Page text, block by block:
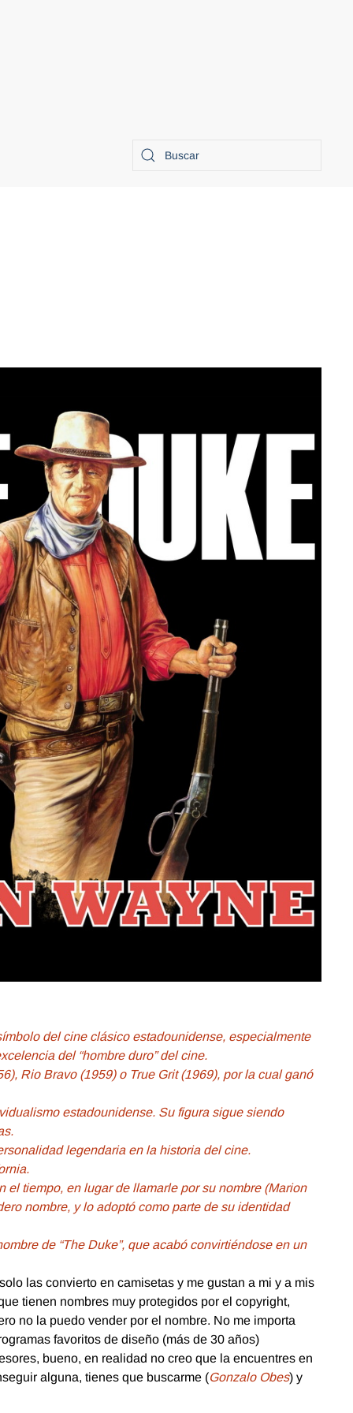
del cine clásico estadounidense, especialmente
del “hombre duro” del cine.
Rio Bravo (1959) o True Grit (1969), por la cual ganó
estadounidense. Su figura sigue siendo
legendaria en la historia del cine.
el tiempo, en lugar de llamarle por su nombre (Marion
nombre, y lo adoptó como parte de su identidad
de “The Duke”, que acabó convirtiéndose en un
las convierto en camisetas y me gustan a mi y a mis
tienen nombres muy protegidos por el copyright,
no la puedo vender por el nombre. No me importa
favoritos de diseño (más de 30 años)
bueno, en realidad no creo que la encuentres en
alguna, tienes que buscarme (Gonzalo Obes) y